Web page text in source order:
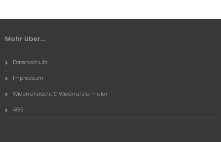
Mehr über...
Datenschutz
Impressum
Widerrufsrecht & Widerrufsformular
AGB